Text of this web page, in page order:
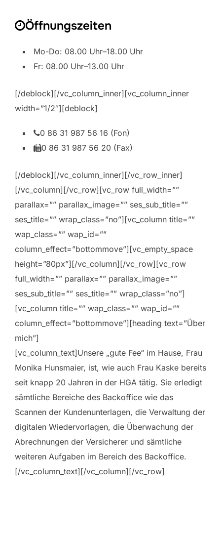
Öffnungszeiten
Mo-Do: 08.00 Uhr–18.00 Uhr
Fr: 08.00 Uhr–13.00 Uhr
[/deblock][/vc_column_inner][vc_column_inner
width=”1/2″][deblock]
0 86 31 987 56 16 (Fon)
0 86 31 987 56 20 (Fax)
[/deblock][/vc_column_inner][/vc_row_inner]
[/vc_column][/vc_row][vc_row full_width=””
parallax=”” parallax_image=”” ses_sub_title=””
ses_title=”” wrap_class=”no”][vc_column title=””
wap_class=”” wap_id=””
column_effect=”bottommove”][vc_empty_space
height=”80px”][/vc_column][/vc_row][vc_row
full_width=”” parallax=”” parallax_image=””
ses_sub_title=”” ses_title=”” wrap_class=”no”]
[vc_column title=”” wap_class=”” wap_id=””
column_effect=”bottommove”][heading text=”Über
mich”]
[vc_column_text]Unsere „gute Fee“ im Hause, Frau
Monika Hunsmaier, ist, wie auch Frau Kaske bereits
seit knapp 20 Jahren in der HGA tätig. Sie erledigt
sämtliche Bereiche des Backoffice wie das
Scannen der Kundenunterlagen, die Verwaltung der
digitalen Wiedervorlagen, die Überwachung der
Abrechnungen der Versicherer und sämtliche
weiteren Aufgaben im Bereich des Backoffice.
[/vc_column_text][/vc_column][/vc_row]